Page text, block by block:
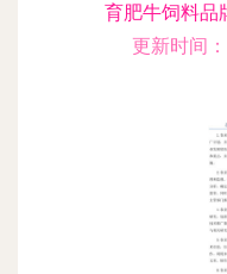
育肥牛饲料品
更新时间